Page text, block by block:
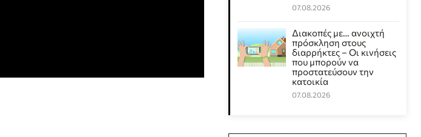
07.08.2026
Διακοπές με… ανοιχτή
πρόσκληση στους
διαρρήκτες – Οι κινήσεις
που μπορούν να
προστατεύσουν την
κατοικία
07.08.2026